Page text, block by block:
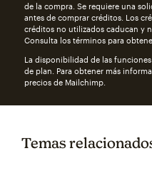
de la compra. Se requiere una
antes de comprar créditos. Los
créditos no utilizados caducan y
Consulta los términos para
La disponibilidad de las
de plan. Para obtener más
precios de Mailchimp.
Temas